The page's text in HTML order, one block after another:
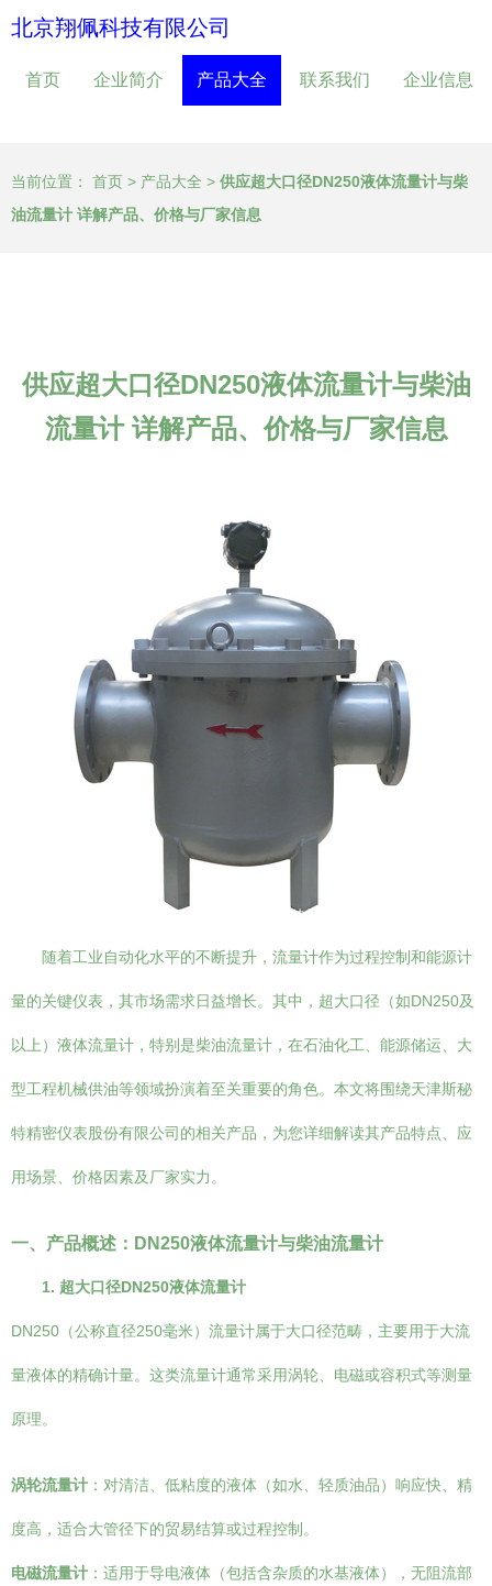
北京翔佩科技有限公司
首页 企业简介 产品大全 联系我们 企业信息
当前位置： 首页 > 产品大全 > 供应超大口径DN250液体流量计与柴
油流量计 详解产品、价格与厂家信息
供应超大口径DN250液体流量计与柴油
流量计 详解产品、价格与厂家信息
随着工业自动化水平的不断提升，流量计作为过程控制和能源计
量的关键仪表，其市场需求日益增长。其中，超大口径（如DN250及
以上）液体流量计，特别是柴油流量计，在石油化工、能源储运、大
型工程机械供油等领域扮演着至关重要的角色。本文将围绕天津斯秘
特精密仪表股份有限公司的相关产品，为您详细解读其产品特点、应
用场景、价格因素及厂家实力。
一、产品概述：DN250液体流量计与柴油流量计
1. 超大口径DN250液体流量计
DN250（公称直径250毫米）流量计属于大口径范畴，主要用于大流
量液体的精确计量。这类流量计通常采用涡轮、电磁或容积式等测量
原理。
涡轮流量计 ：对清洁、低粘度的液体（如水、轻质油品）响应快、精
度高，适合大管径下的贸易结算或过程控制。
电磁流量计 ：适用于导电液体（包括含杂质的水基液体），无阻流部